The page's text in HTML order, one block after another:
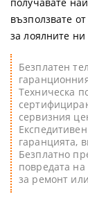
възползвате
за лоялните ни
Безплатен
Техническа
сервизния
гаранцията,
Безплатно
повредата
за ремонт